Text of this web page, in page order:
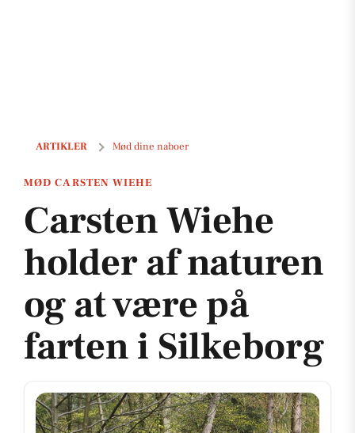
ARTIKLER Mød dine naboer
Carsten Wiehe holder af naturen og at være på farten i Silkeborg
MØD CARSTEN WIEHE
Carsten Wiehe
holder af naturen
og at være på
farten i Silkeborg